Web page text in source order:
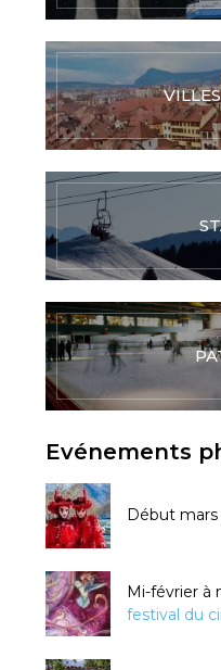
Evénements
Début mars
Mi-février à
festival du